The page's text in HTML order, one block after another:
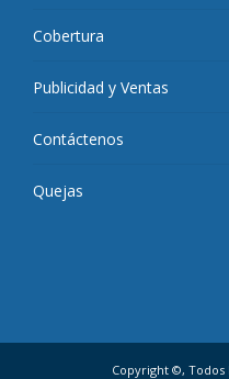
Cobertura
Publicidad y Ventas
Contáctenos
Quejas
Copyright ©, Todos